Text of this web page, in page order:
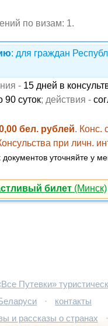
по визам: 1.
: для граждан
- 15 дней в
90 суток; действия -
бел. рублей. Конс.
при личн.
уточняйте у
билет (Минск)
Путевки»
·
контакты
и рассказы о странах ·